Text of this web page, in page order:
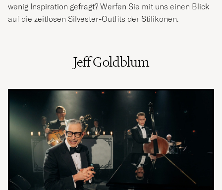
wenig Inspiration gefragt? Werfen Sie mit uns einen Blick
auf die zeitlosen Silvester-Outfits der Stilikonen.
Jeff Goldblum